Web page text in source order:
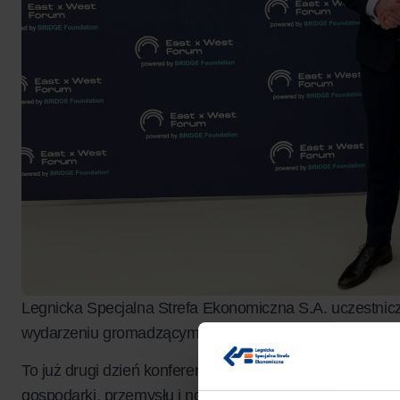
Legnicka Specjalna Strefa Ekonomiczna S.A.
wydarzeniu gromadzącym liderów biznesu, ekspertów i
To już drugi dzień konferencji, w której bierzemy
gospodarki, przemysłu i nowych technologii.